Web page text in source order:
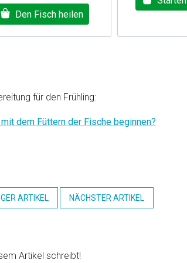
Den Fisch heilen
für den Frühling:
dem Füttern der Fische beginnen?
ARTIKEL NÄCHSTER ARTIKEL
Artikel schreibt!